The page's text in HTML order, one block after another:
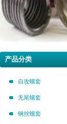
深圳市金永安装实
深圳市金永安装实
深圳市金永安装实
产品分类
自攻螺套
无尾螺套
钢丝螺套